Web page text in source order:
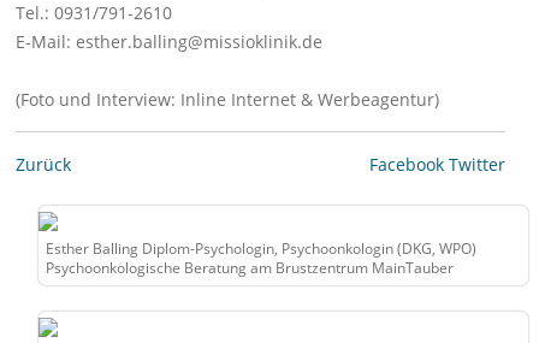
Tel.: 0931/791-2610
E-Mail: esther.balling@missioklinik.de
(Foto und Interview: Inline Internet & Werbeagentur)
Zurück Facebook Twitter
Esther Balling Diplom-Psychologin, Psychoonkologin (DKG, WPO)
Psychoonkologische Beratung am Brustzentrum MainTauber